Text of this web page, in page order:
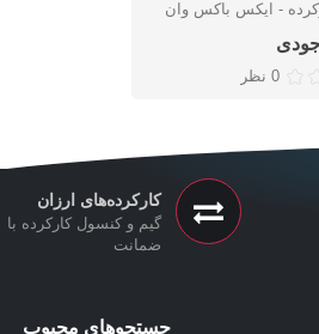
0 نظر
کارکرده‌های ارزان
گیم و کنسول کارکرده با
ضمانت
جستجوهای محبوب